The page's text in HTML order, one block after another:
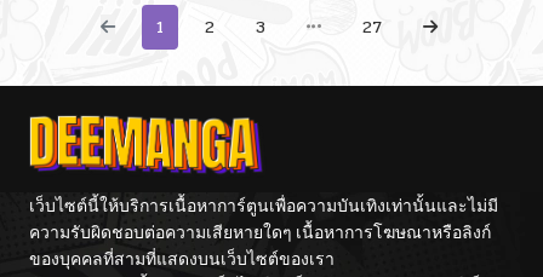
1 2 3 27
เว็บไซต์นี้ให้บริการเนื้อหาการ์ตูนเพื่อความบันเทิงเท่านั้นและไม่มี
ความรับผิดชอบต่อความเสียหายใดๆ เนื้อหาการโฆษณาหรือลิงก์
ของบุคคลที่สามที่แสดงบนเว็บไซต์ของเรา